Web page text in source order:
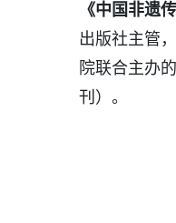
《中国非遗
出版社主管
院联合主办
刊） 。